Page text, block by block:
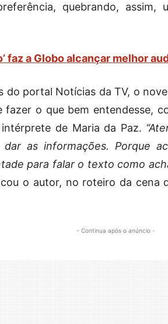
quebrando, assim,
faz a Globo alcançar melhor
do portal Notícias da TV, o
fazer o que bem entendesse,
de Maria da Paz.
as informações. Porque
para falar o texto como
o autor, no roteiro da cena
- Continua após o anúncio -